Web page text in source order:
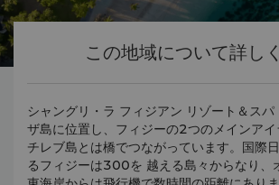
この地域について詳し
シャングリ・ラ フィジアン リゾート＆スパ
ザ島に位置し、フィジーの2つのメインア
チレブ島とは橋でつながっています。国際
るフィジーは300を 越える島々からなり、